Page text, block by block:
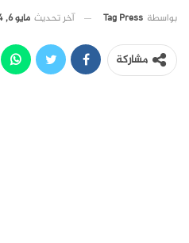
بواسطة Tag Press آخر تحديث مايو 6, 2024
مشاركة